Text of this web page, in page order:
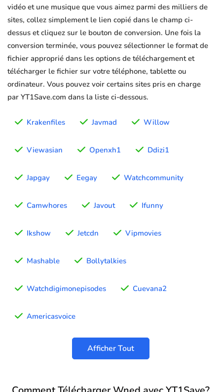
vidéo et une musique que vous aimez parmi des milliers de
sites, collez simplement le lien copié dans le champ ci-
dessus et cliquez sur le bouton de conversion. Une fois la
conversion terminée, vous pouvez sélectionner le format de
fichier approprié dans les options de téléchargement et
télécharger le fichier sur votre téléphone, tablette ou
ordinateur. Vous pouvez voir certains sites pris en charge
par YT1Save.com dans la liste ci-dessous.
Krakenfiles Javmad Willow
Viewasian Openxh1 Ddizi1
Japgay Eegay Watchcommunity
Camwhores Javout Ifunny
Ikshow Jetcdn Vipmovies
Mashable Bollytalkies
Watchdigimonepisodes Cuevana2
Americasvoice
Afficher Tout